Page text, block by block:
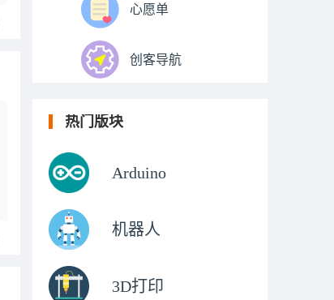
心愿单
创客导航
热门版块
Arduino
机器人
3D打印